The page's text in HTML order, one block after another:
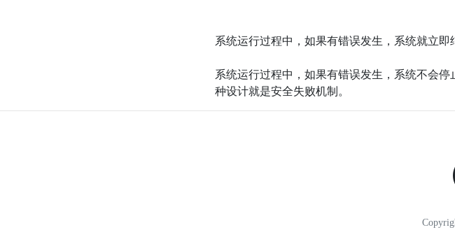
系统运行过程中，如果有错误发生，系统就立即
系统运行过程中，如果有错误发生，系统不会
种设计就是安全失败机制。